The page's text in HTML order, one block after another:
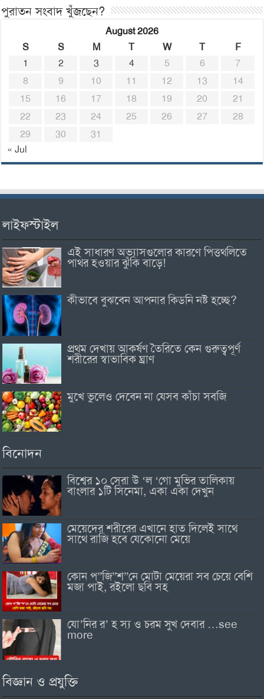
পুরাতন সংবাদ খুঁজছেন?
August 2026
S
S M T W T
F
1
2 3 4 5 6
7
8
9 10 11 12 13
14
15
16 17 18 19 20
21
22
23 24 25 26 27
28
29
30
31
« Jul
লাইফস্টাইল
এই সাধারণ অভ্যাসগুলোর কারণে পিত্তথলিতে
পাথর হওয়ার ঝুঁকি বাড়ে!
কীভাবে বুঝবেন আপনার কিডনি নষ্ট হচ্ছে?
প্রথম দেখায় আকর্ষণ তৈরিতে কেন গুরুত্বপূর্ণ
শরীরের স্বাভাবিক ঘ্রাণ
মুখে ভুলেও দেবেন না যেসব কাঁচা সবজি
বিনোদন
বিশ্বের ১০ সেরা উ ‘ল ‘গো মুভির তালিকায়
বাংলার ১টি সিনেমা, একা একা দেখুন
মেয়েদের শরীরের এখানে হাত দিলেই সাথে
সাথে রাজি হবে যেকোনো মেয়ে
কোন প”জি”শ”নে মোটা মেয়েরা সব চেয়ে বেশি
মজা পাই, রইলো ছবি সহ
যো’নির র’ হ স্য ও চরম সুখ দেবার …see
more
বিজ্ঞান ও প্রযুক্তি